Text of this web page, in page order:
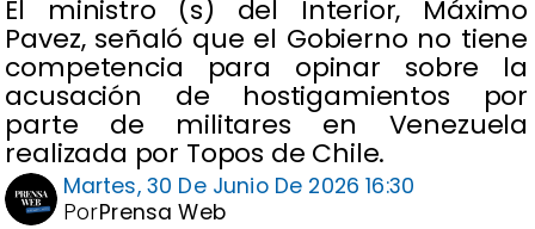
El ministro (s) del Interior, Máximo
Pavez, señaló que el Gobierno no tiene
competencia para opinar sobre la
acusación de hostigamientos por
parte de militares en Venezuela
realizada por Topos de Chile.
Martes, 30 De Junio De 2026 16:30
Prensa Web
Por